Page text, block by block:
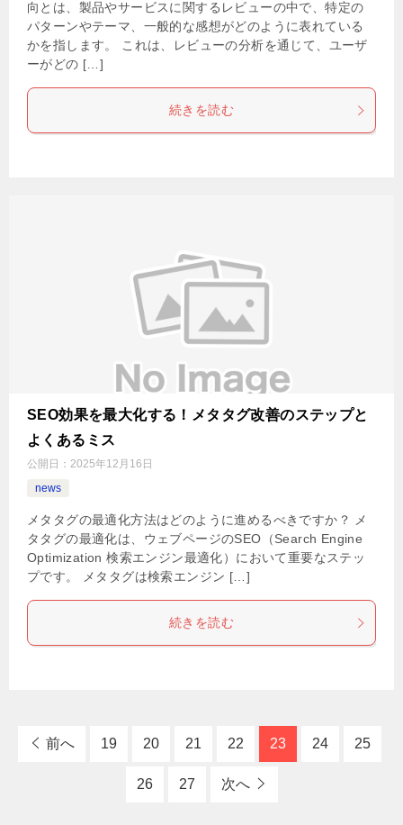
向とは、製品やサービスに関するレビューの中で、特定の
パターンやテーマ、一般的な感想がどのように表れている
かを指します。 これは、レビューの分析を通じて、ユーザ
ーがどの […]
続きを読む
SEO効果を最大化する！メタタグ改善のステップと
よくあるミス
公開日： 2025年12月16日
news
メタタグの最適化方法はどのように進めるべきですか？ メ
タタグの最適化は、ウェブページのSEO（Search Engine
Optimization 検索エンジン最適化）において重要なステッ
プです。 メタタグは検索エンジン […]
続きを読む
前へ 19 20 21 22 23 24 25
26 27 次へ